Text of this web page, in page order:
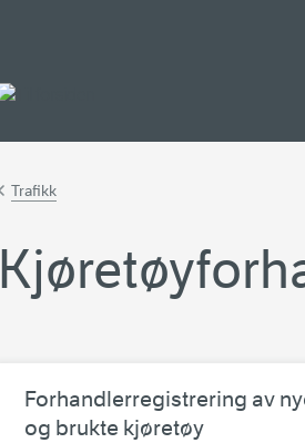
Trafikk
Forhandlerregistrering av
og brukte kjøretøy